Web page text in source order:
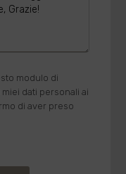
modulo di
dati personali ai
di aver preso